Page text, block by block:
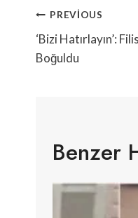
Yazı
Gezinmesi
PREVIOUS
‘Bizi Hatırlayın’:
Boğuldu
Benzer